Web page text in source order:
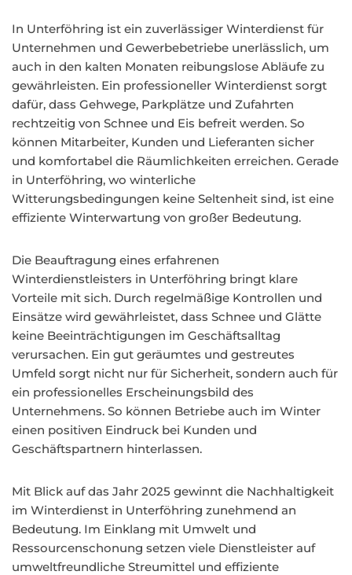
In Unterföhring ist ein zuverlässiger Winterdienst für
Unternehmen und Gewerbebetriebe unerlässlich, um
auch in den kalten Monaten reibungslose Abläufe zu
gewährleisten. Ein professioneller Winterdienst sorgt
dafür, dass Gehwege, Parkplätze und Zufahrten
rechtzeitig von Schnee und Eis befreit werden. So
können Mitarbeiter, Kunden und Lieferanten sicher
und komfortabel die Räumlichkeiten erreichen. Gerade
in Unterföhring, wo winterliche
Witterungsbedingungen keine Seltenheit sind, ist eine
effiziente Winterwartung von großer Bedeutung.
Die Beauftragung eines erfahrenen
Winterdienstleisters in Unterföhring bringt klare
Vorteile mit sich. Durch regelmäßige Kontrollen und
Einsätze wird gewährleistet, dass Schnee und Glätte
keine Beeinträchtigungen im Geschäftsalltag
verursachen. Ein gut geräumtes und gestreutes
Umfeld sorgt nicht nur für Sicherheit, sondern auch für
ein professionelles Erscheinungsbild des
Unternehmens. So können Betriebe auch im Winter
einen positiven Eindruck bei Kunden und
Geschäftspartnern hinterlassen.
Mit Blick auf das Jahr 2025 gewinnt die Nachhaltigkeit
im Winterdienst in Unterföhring zunehmend an
Bedeutung. Im Einklang mit Umwelt und
Ressourcenschonung setzen viele Dienstleister auf
umweltfreundliche Streumittel und effiziente